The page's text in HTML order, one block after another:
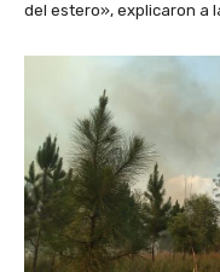
del estero», explicaron a